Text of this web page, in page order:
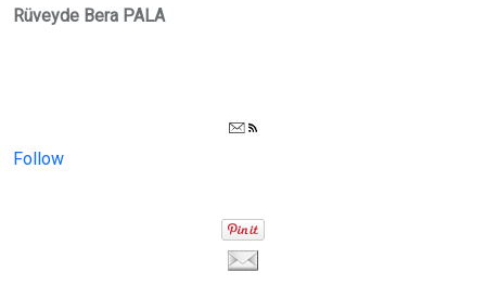
Rüveyde Bera PALA
Follow